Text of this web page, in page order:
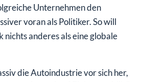
Unternehmen den
voran als Politiker. So will
nichts anderes als eine globale
die Autoindustrie vor sich her,